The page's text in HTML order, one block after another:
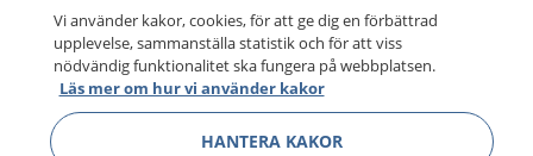
Vi använder kakor, cookies, för att ge dig en förbättrad
upplevelse, sammanställa statistik och för att viss
nödvändig funktionalitet ska fungera på webbplatsen.
Läs mer om hur vi använder kakor
HANTERA KAKOR